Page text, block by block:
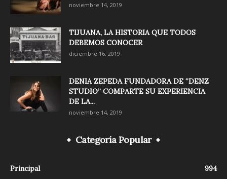
noviembre 14, 2019
TIJUANA, LA HISTORIA QUE TODOS
DEBEMOS CONOCER
diciembre 16, 2019
DENIA ZEPEDA FUNDADORA DE “DENZ
STUDIO” COMPARTE SU EXPERIENCIA
DE LA...
noviembre 14, 2019
Categoría Popular
Principal
994